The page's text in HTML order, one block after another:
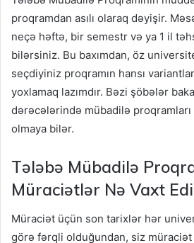
proqramdan asılı olaraq dəyişir.
neçə həftə, bir semestr və ya 1 il
bilərsiniz. Bu baxımdan, öz
seçdiyiniz proqramın hansı
yoxlamaq lazımdır. Bəzi şöbələr
dərəcələrində mübadilə
olmaya bilər.
Tələbə Mübadilə
Müraciətlər Nə Vaxt
Müraciət üçün son tarixlər hər
görə fərqli olduğundan, siz